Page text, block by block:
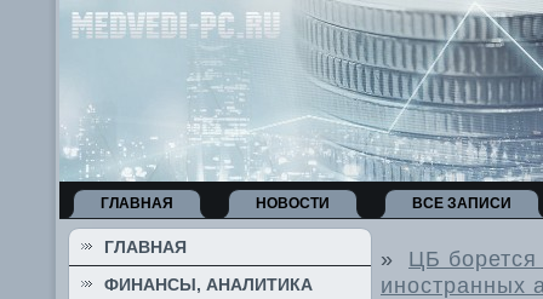
ГЛАВНАЯ НОВОСТИ ВСЕ ЗАПИСИ
ГЛАВНАЯ
ФИНАНСЫ, АНАЛИТИКА
» ЦБ
иностранных